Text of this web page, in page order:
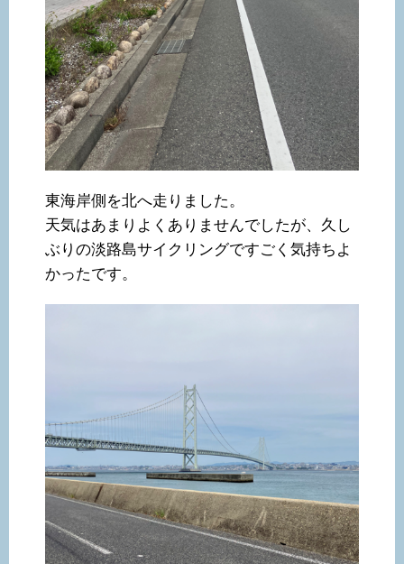
東海岸側を北へ走りました。
天気はあまりよくありませんでしたが、久し
ぶりの淡路島サイクリングですごく気持ちよ
かったです。